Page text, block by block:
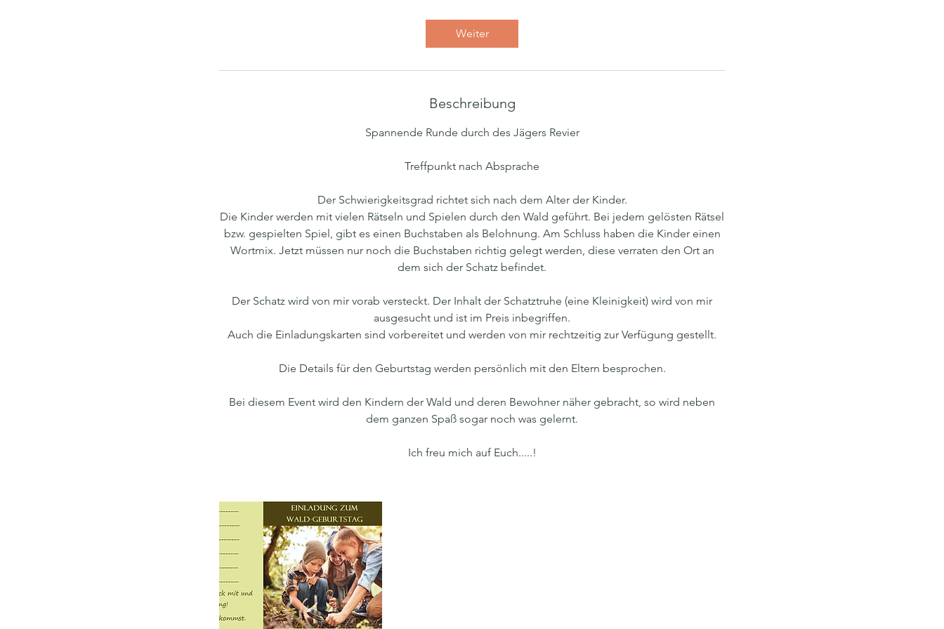
d
Weiter
Beschreibung
Spannende Runde durch des Jägers Revier
Treffpunkt nach Absprache
Der Schwierigkeitsgrad richtet sich nach dem Alter der Kinder.
Die Kinder werden mit vielen Rätseln und Spielen durch den Wald geführt. Bei jedem gelösten Rätsel
bzw. gespielten Spiel, gibt es einen Buchstaben als Belohnung. Am Schluss haben die Kinder einen
Wortmix. Jetzt müssen nur noch die Buchstaben richtig gelegt werden, diese verraten den Ort an
dem sich der Schatz befindet.
Der Schatz wird von mir vorab versteckt. Der Inhalt der Schatztruhe (eine Kleinigkeit) wird von mir
ausgesucht und ist im Preis inbegriffen.
Auch die Einladungskarten sind vorbereitet und werden von mir rechtzeitig zur Verfügung gestellt.
Die Details für den Geburtstag werden persönlich mit den Eltern besprochen.
Bei diesem Event wird den Kindern der Wald und deren Bewohner näher gebracht, so wird neben
dem ganzen Spaß sogar noch was gelernt.
Ich freu mich auf Euch.....!